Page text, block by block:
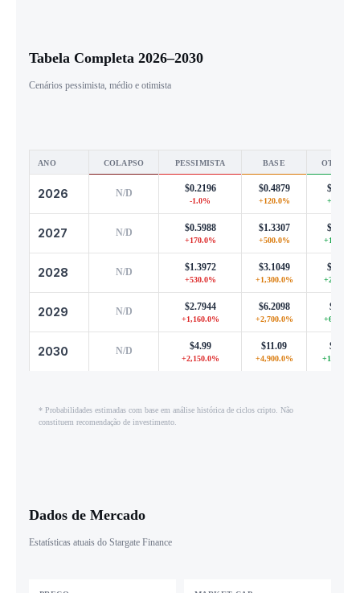
Tabela Completa 2026–2030
Cenários pessimista, médio e otimista
ANO COLAPSO PESSIMISTA BASE
2026 N/D $0.2196
-1.0%
$0.4879
+120.0%
$1.0734
+384.0%
2027 N/D $0.5988
+170.0%
$1.3307
+500.0%
$2.9275
2028 N/D $1.3972
+530.0%
$3.1049
+1,300.0%
$6.8308
2029 N/D $2.7944
+1,160.0%
$6.2098
+2,700.0%
$13.66
2030 N/D $4.99
+2,150.0%
$11.09
+4,900.0%
$24.40
* Probabilidades estimadas com base em análise histórica de ciclos cripto. Não
constituem recomendação de investimento.
Dados de Mercado
Estatísticas atuais do Stargate Finance